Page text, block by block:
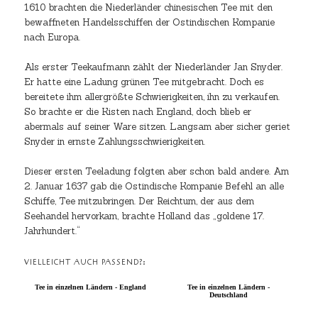
1610 brachten die Niederländer chinesischen Tee mit den
bewaffneten Handelsschiffen der Ostindischen Kompanie
nach Europa.
Als erster Teekaufmann zählt der Niederländer Jan Snyder.
Er hatte eine Ladung grünen Tee mitgebracht. Doch es
bereitete ihm allergrößte Schwierigkeiten, ihn zu verkaufen.
So brachte er die Kisten nach England, doch blieb er
abermals auf seiner Ware sitzen. Langsam aber sicher geriet
Snyder in ernste Zahlungsschwierigkeiten.
Dieser ersten Teeladung folgten aber schon bald andere. Am
2. Januar 1637 gab die Ostindische Kompanie Befehl an alle
Schiffe, Tee mitzubringen. Der Reichtum, der aus dem
Seehandel hervorkam, brachte Holland das „goldene 17.
Jahrhundert.“
VIELLEICHT AUCH PASSEND?:
Tee in einzelnen Ländern - England
Tee in einzelnen Ländern -
Deutschland